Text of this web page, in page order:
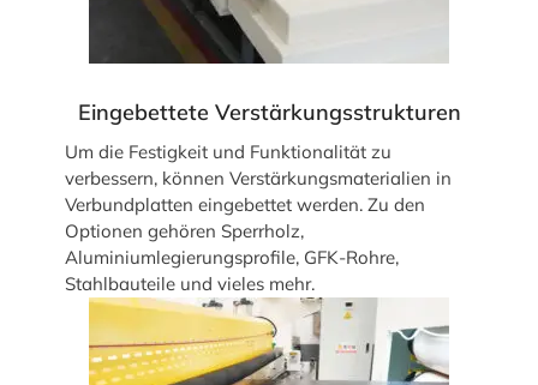
Eingebettete Verstärkungsstrukturen
Um die Festigkeit und Funktionalität zu
verbessern, können Verstärkungsmaterialien in
Verbundplatten eingebettet werden. Zu den
Optionen gehören Sperrholz,
Aluminiumlegierungsprofile, GFK-Rohre,
Stahlbauteile und vieles mehr.